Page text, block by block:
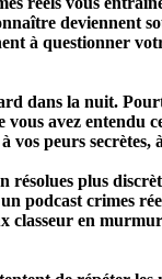
deviennent
à questionner
dans la nuit.
avez entendu
peurs secrètes,
plus
podcast crimes
classeur en